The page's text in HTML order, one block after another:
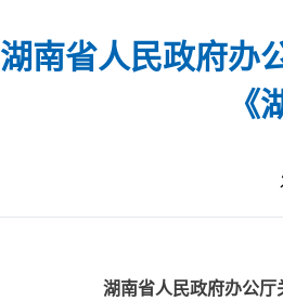
湖南省人民政府办
湖南省人民政府办公